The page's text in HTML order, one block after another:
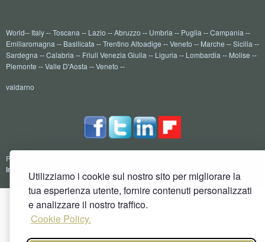
Utilizziamo i cookie sul nostro sito per migliorare la
tua esperienza utente, fornire contenuti personalizzati
e analizzare il nostro traffico.
Cookie Policy.
World-- Italy--Toscana-- Lazio --Abruzzo -- Umbria-- Puglia--Campania--
Emiliaromagna-- Basilicata--Trentino Altoadige --Veneto -- Marche --Sicilia--
Sardegna--Calabria-- Friuli Venezia Giulia-- Liguria-- Lombardia-- Molise --
Piemonte --Valle D'Aosta--Veneto --
valdarno
Privacy & Cookies
Inserisci il tuo Sito su 1aait